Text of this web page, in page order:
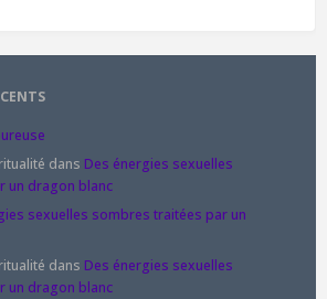
dans Des énergies sexuelles
un dragon blanc
sexuelles sombres traitées par un
dans Des énergies sexuelles
un dragon blanc